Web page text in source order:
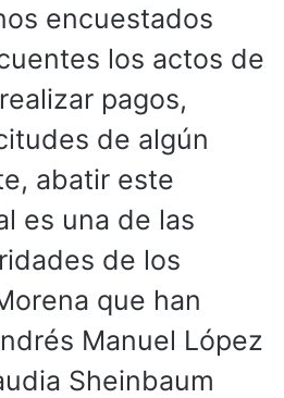
encuestados
los actos de
pagos,
de algún
abatir este
es una de las
de los
que han
Manuel López
Sheinbaum